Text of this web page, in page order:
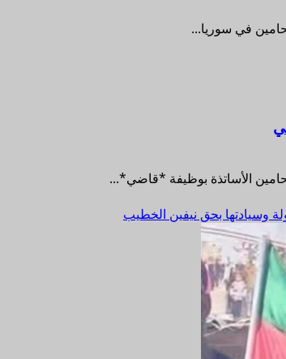
الأساتذة بوظيفة *قاضي*...
وسيادتها بحق نيفين الخطيب